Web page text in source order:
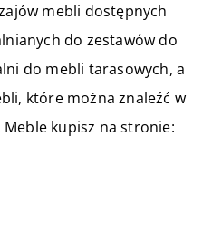
mebli dostępnych
do zestawów do
do mebli tarasowych, a
które można znaleźć w
Meble kupisz na stronie: